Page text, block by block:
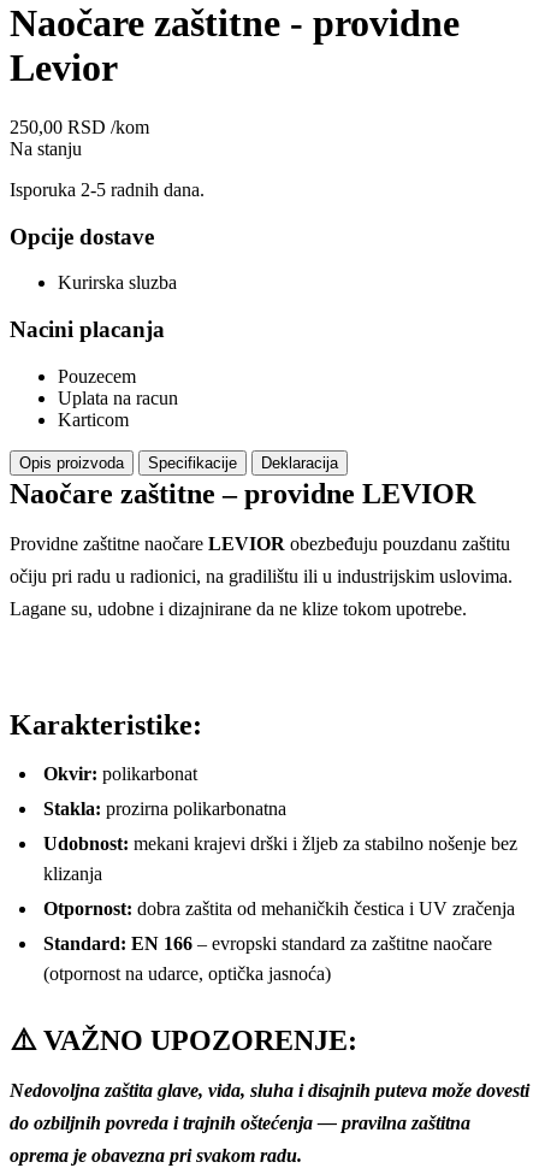
Naočare zaštitne - providne
Levior
250,00 RSD /kom
Na stanju
Isporuka 2-5 radnih dana.
Opcije dostave
Kurirska sluzba
Nacini placanja
Pouzecem
Uplata na racun
Karticom
Opis proizvoda Specifikacije Deklaracija
Naočare zaštitne – providne LEVIOR
Providne zaštitne naočare LEVIOR obezbeđuju pouzdanu zaštitu
očiju pri radu u radionici, na gradilištu ili u industrijskim uslovima.
Lagane su, udobne i dizajnirane da ne klize tokom upotrebe.
Karakteristike:
Okvir: polikarbonat
Stakla: prozirna polikarbonatna
Udobnost: mekani krajevi drški i žljeb za stabilno nošenje bez
klizanja
Otpornost: dobra zaštita od mehaničkih čestica i UV zračenja
Standard: EN 166 – evropski standard za zaštitne naočare
(otpornost na udarce, optička jasnoća)
⚠️ VAŽNO UPOZORENJE:
Nedovoljna zaštita glave, vida, sluha i disajnih puteva može dovesti
do ozbiljnih povreda i trajnih oštećenja — pravilna zaštitna
oprema je obavezna pri svakom radu.